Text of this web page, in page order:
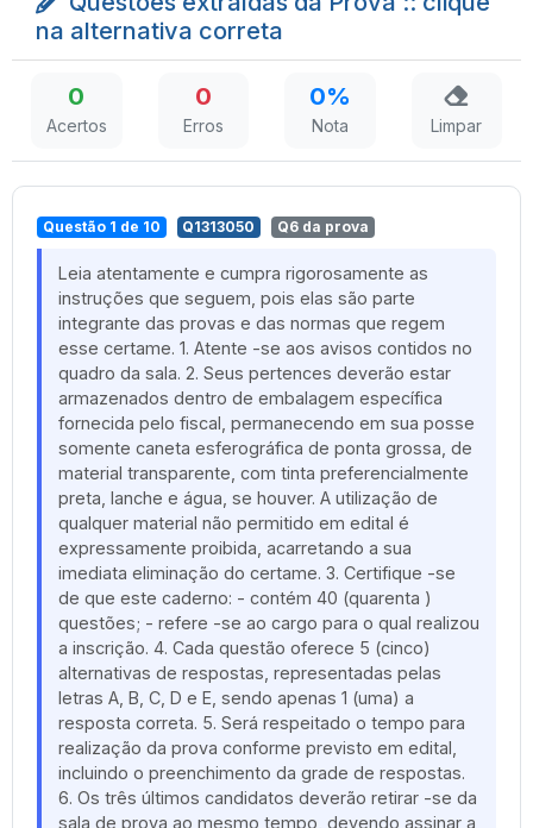
na alternativa correta
0
Acertos
0
Erros
0%
Nota Limpar
Questão 1 de 10 Q1313050 Q6 da prova
Leia atentamente e cumpra rigorosamente as
instruções que seguem, pois elas são parte
integrante das provas e das normas que regem
esse certame. 1. Atente -se aos avisos contidos no
quadro da sala. 2. Seus pertences deverão estar
armazenados dentro de embalagem específica
fornecida pelo fiscal, permanecendo em sua posse
somente caneta esferográfica de ponta grossa, de
material transparente, com tinta preferencialmente
preta, lanche e água, se houver. A utilização de
qualquer material não permitido em edital é
expressamente proibida, acarretando a sua
imediata eliminação do certame. 3. Certifique -se
de que este caderno: - contém 40 (quarenta )
questões; - refere -se ao cargo para o qual realizou
a inscrição. 4. Cada questão oferece 5 (cinco)
alternativas de respostas, representadas pelas
letras A, B, C, D e E, sendo apenas 1 (uma) a
resposta correta. 5. Será respeitado o tempo para
realização da prova conforme previsto em edital,
incluindo o preenchimento da grade de respostas.
6. Os três últimos candidatos deverão retirar -se da
sala de prova ao mesmo tempo, devendo assinar a